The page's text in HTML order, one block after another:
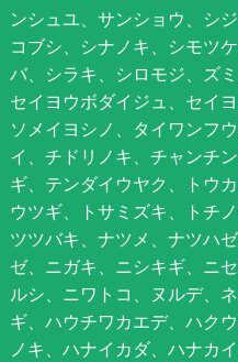
ンシュユ、サンショウ、シ
コブシ、シナノキ、シモツ
バ、シラキ、シロモジ、ズ
セイヨウボダイジュ、セイ
ソメイヨシノ、タイワンフ
イ、チドリノキ、チャンチ
ギ、テンダイウヤク、トウ
ウツギ、トサミズキ、トチ
ツツバキ、ナツメ、ナツハ
ゼ、ニガキ、ニシキギ、ニ
ルシ、ニワトコ、ヌルデ、
ギ、ハウチワカエデ、ハク
ノキ、ハナイカダ、ハナカ